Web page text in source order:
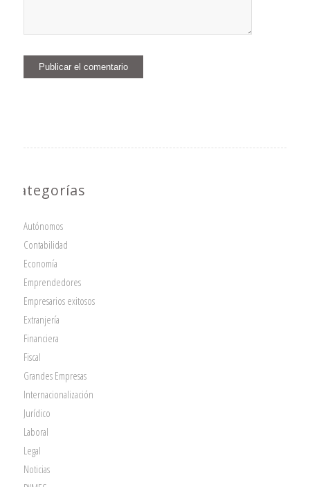
Categorías
Autónomos
Contabilidad
Economía
Emprendedores
Empresarios exitosos
Extranjería
Financiera
Fiscal
Grandes Empresas
Internacionalización
Jurídico
Laboral
Legal
Noticias